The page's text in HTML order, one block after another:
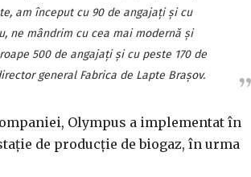
am început cu 90 de angajaţi şi cu
ne mândrim cu cea mai modernă şi
500 de angajaţi şi cu peste 170 de
general Fabrica de Lapte Braşov.
Olympus a implementat în
de producţie de biogaz, în urma